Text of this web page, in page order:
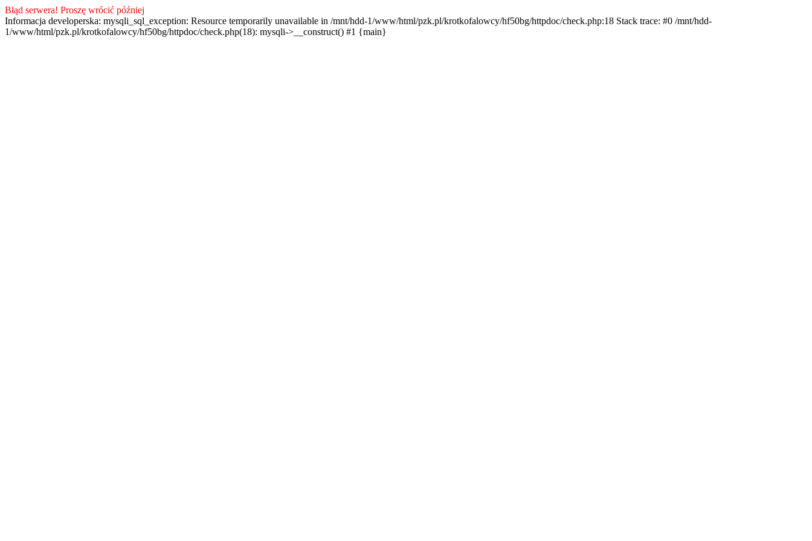
Błąd serwera! Proszę wrócić później
Informacja developerska: mysqli_sql_exception: Resource temporarily unavailable in /mnt/hdd-1/www/html/pzk.pl/krotkofalowcy/hf50bg/httpdoc/check.php:18 Stack trace: #0 /mnt/hdd-
1/www/html/pzk.pl/krotkofalowcy/hf50bg/httpdoc/check.php(18): mysqli->__construct() #1 {main}